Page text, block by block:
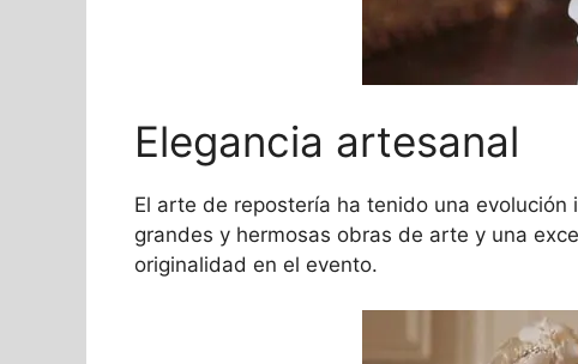
Elegancia artesanal
El arte de repostería ha tenido una
grandes y hermosas obras de arte y una
originalidad en el evento.